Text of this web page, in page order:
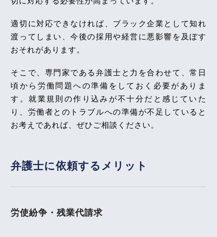
2026年4月1日
『高齢者住宅新聞』
企業法務担当執行役員・弁護士 家永 勲による連載
「介護施設を取り巻く法律問題の今」
高齢者住宅新聞 2026年4月1日〈発行〉
2026年4月1日
『エルダー』
と試用期間」の論文を、企業法務担当執行役員・弁
護士 家永 勲、シニアアソシエイト・弁護士 髙木 勝
瑛が執筆しました。
2026年4月1日〈発行〉
2025年11月号Vol.167
就労開始前における求人票相違の契約書作成と労働
条件（マンダイディライト事件）～大津地裁令和６
年１２月２０日判決～
【不動産業界】2025年10月号Vol.131
長期間に及ぶ自宅待機命令が不法行為にあたるの
～
【不動産業界】2025年9月号Vol.130
た場合の費用負担について
適切に対応できなければ、ブラック企業として知れ
渡ってしまい、今後の採用や経営に悪影響を及ぼす
おそれがあります。
そこで、専門家である弁護士と力を合わせて、常日
頃から労働問題への準備をしておく必要がありま
す。就業規則の作り込みが不十分だと感じていた
り、労働者とのトラブルへの準備が不足していると
お考えであれば、ぜひご相談ください。
弁護士に依頼する メリット
労使紛争・残業代請求